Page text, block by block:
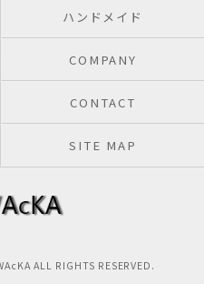
ハンドメイド
COMPANY
CONTACT
SITE MAP
ALL RIGHTS RESERVED.